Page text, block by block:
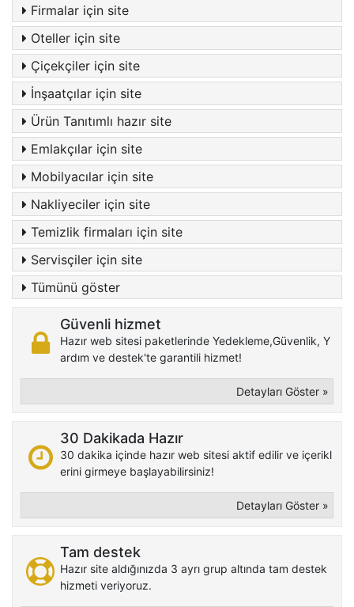
Firmalar için site
Oteller için site
Çiçekçiler için site
İnşaatçılar için site
Ürün Tanıtımlı hazır site
Emlakçılar için site
Mobilyacılar için site
Nakliyeciler için site
Temizlik firmaları için site
Servisçiler için site
Tümünü göster
Güvenli hizmet
Hazır web sitesi paketlerinde Yedekleme,Güvenlik, Y
ardım ve destek'te garantili hizmet!
Detayları Göster »
30 Dakikada Hazır
30 dakika içinde hazır web sitesi aktif edilir ve içerikl
erini girmeye başlayabilirsiniz!
Detayları Göster »
Tam destek
Hazır site aldığınızda 3 ayrı grup altında tam destek
hizmeti veriyoruz.